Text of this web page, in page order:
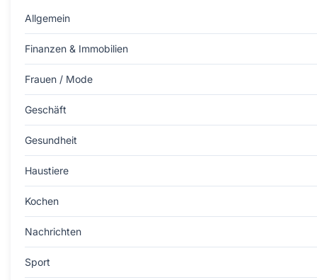
Allgemein
Finanzen & Immobilien
Frauen / Mode
Geschäft
Gesundheit
Haustiere
Kochen
Nachrichten
Sport